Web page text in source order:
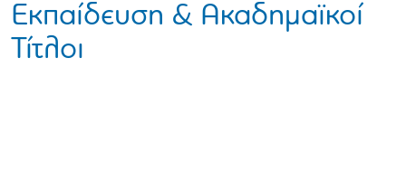
Εκπαίδευση & Ακαδημαϊκοί
Τίτλοι